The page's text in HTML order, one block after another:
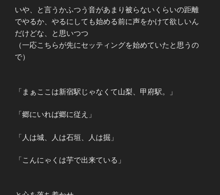
いや、と言うかふつう音があまり被らないくらいの距離
でやるか、やるにしても始める前に声をかけて欲しいん
だけどな、と思いつつ
（一応こちらが先にセッティングを始めていたと思うの
で）
「まぁここは新宿駅じゃなくて山梨、甲府駅。」
「郷にいれば郷に従え」
「人は城、人は石垣、人は掘」
「こんにゃくは芋で出来ている」